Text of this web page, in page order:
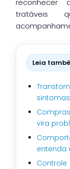
reconhecer
tratáveis
Leia
vira
entenda